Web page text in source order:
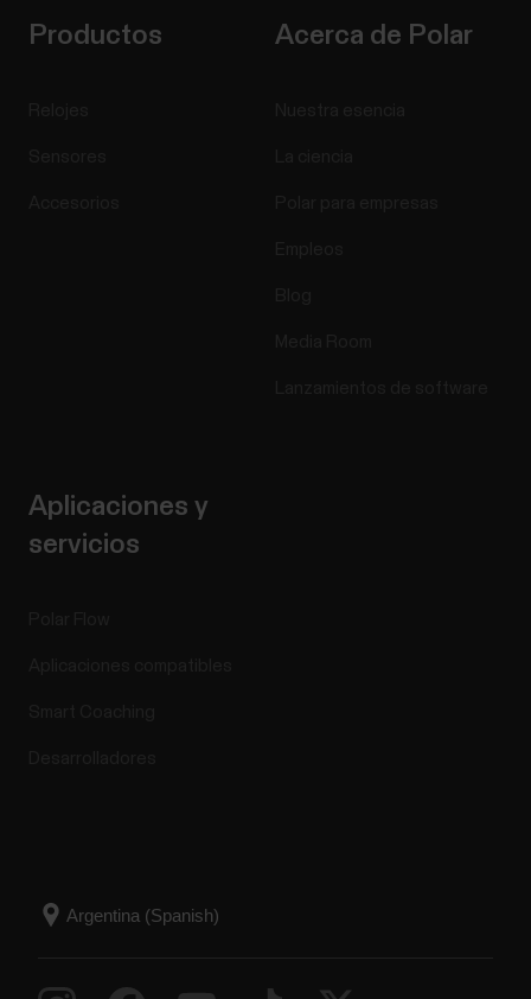
Productos Acerca de Polar
Aplicaciones y
servicios